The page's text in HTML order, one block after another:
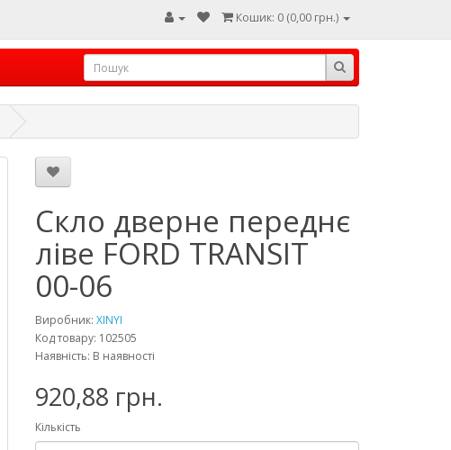
Кошик: 0 (0,00 грн.)
Скло дверне переднє
ліве FORD TRANSIT
00-06
Виробник: XINYI
Код товару: 102505
Наявність: В наявності
920,88 грн.
Кількість